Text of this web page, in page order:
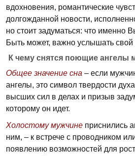
вдохновения, романтические
долгожданной новости,
но стоит задуматься: что именно
Быть может, важно услышать свой
К чему снятся поющие ангелы
Общее значение сна – если
ангелы, это символ твердости
высших сил в делах и призыв
которому он идет.
Холостому мужчине приснились
ним, – к встрече с проводником
появлению возможностей для